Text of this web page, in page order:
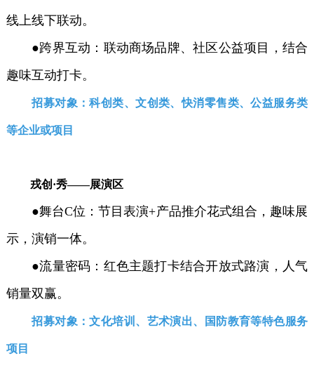
线上线下联动。
●跨界互动：联动商场品牌、社区公益项目，结合
趣味互动打卡。
招募对象：科创类、文创类、快消零售类、公益服务类
等企业或项目
戎创·秀——展演区
●舞台C位：节目表演+产品推介花式组合，趣味展
示，演销一体。
●流量密码：红色主题打卡结合开放式路演，人气
销量双赢。
招募对象：文化培训、艺术演出、国防教育等特色服务
项目